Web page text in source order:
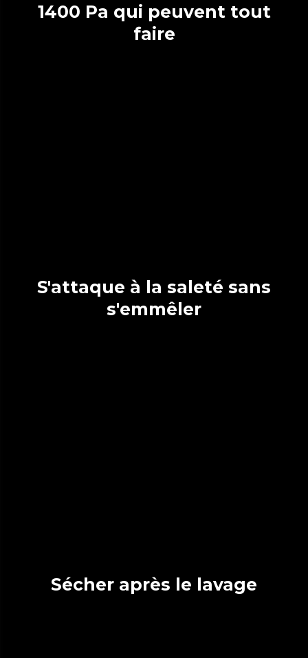
1400 Pa qui peuvent tout
faire
S'attaque à la saleté sans
s'emmêler
Sécher après le lavage